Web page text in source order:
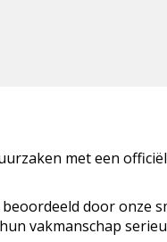
met een
door onze
vakmanschap